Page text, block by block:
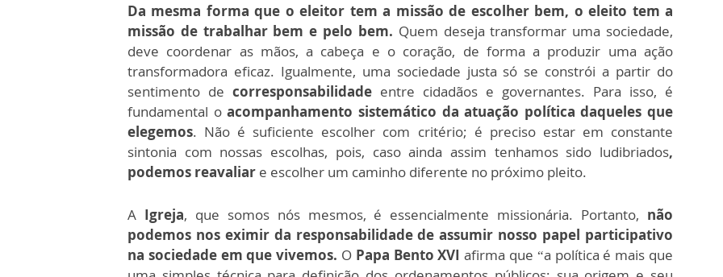
Da mesma forma que o eleitor tem a missão de escolher bem, o eleito tem a
missão de trabalhar bem e pelo bem. Quem deseja transformar uma sociedade,
deve coordenar as mãos, a cabeça e o coração, de forma a produzir uma ação
transformadora eficaz. Igualmente, uma sociedade justa só se constrói a partir do
sentimento de corresponsabilidade entre cidadãos e governantes. Para isso, é
fundamental oacompanhamento sistemático da atuação política daqueles que
elegemos. Não é suficiente escolher com critério; é preciso estar em constante
sintonia com nossas escolhas, pois, caso ainda assim tenhamos sido ludibriados,
podemos reavaliar e escolher um caminho diferente no próximo pleito.
A Igreja, que somos nós mesmos, é essencialmente missionária. Portanto, não
podemos nos eximir da responsabilidade de assumir nosso papel participativo
na sociedade em que vivemos. O Papa Bento XVI afirma que “a política é mais que